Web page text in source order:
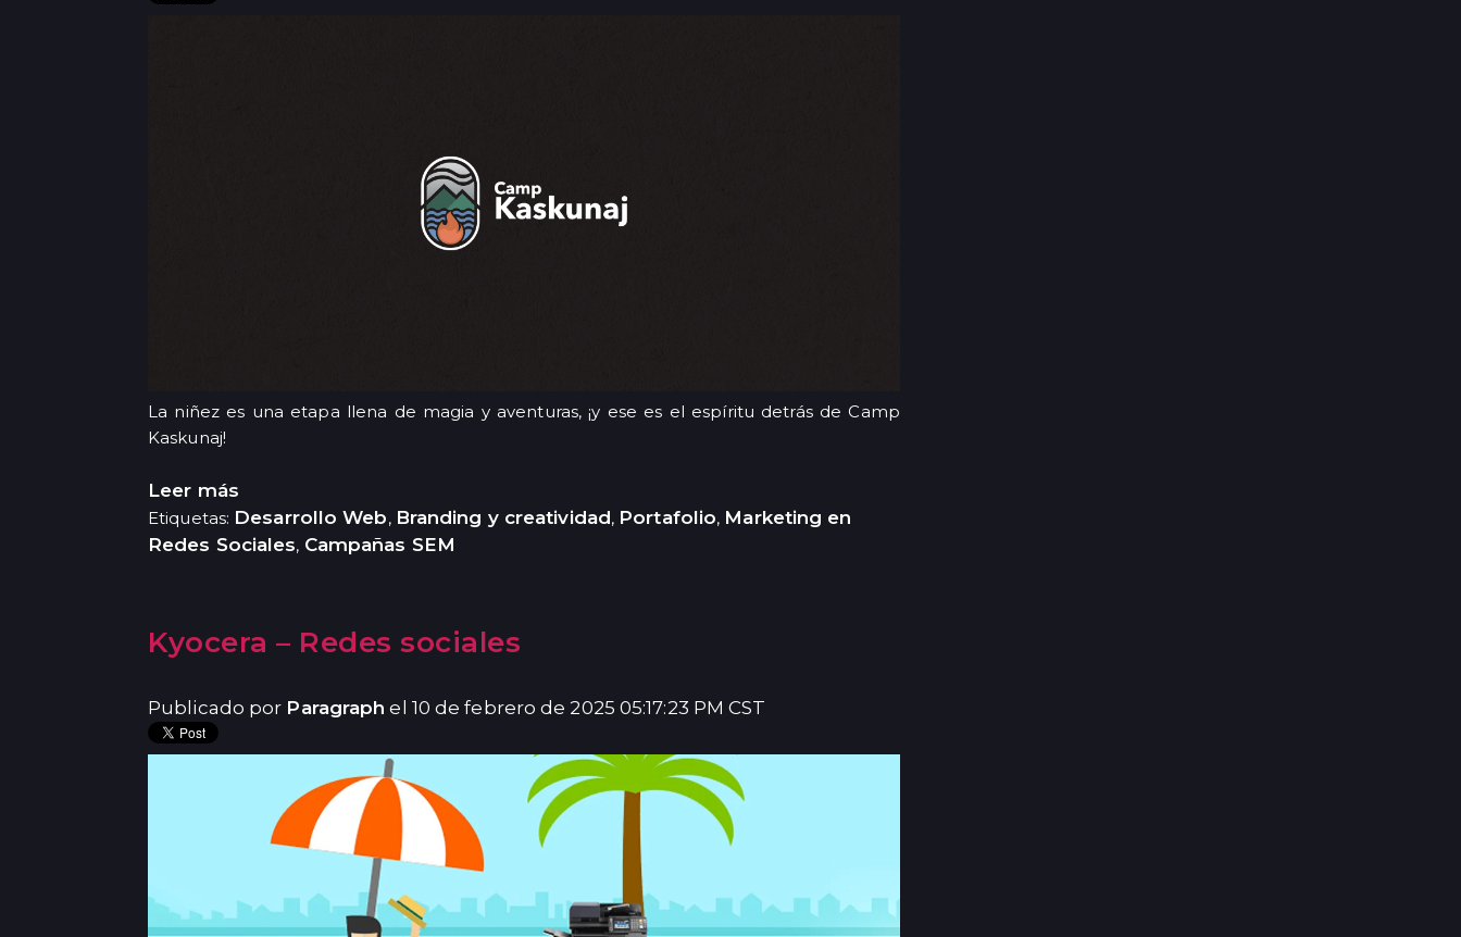
La niñez es una etapa llena de magia y aventuras, ¡y ese es el espíritu detrás de Camp
Kaskunaj!
Leer más
Etiquetas: Desarrollo Web, Branding y creatividad, Portafolio, Marketing en
Redes Sociales, Campañas SEM
Kyocera – Redes sociales
Publicado por Paragraph el 10 de febrero de 2025 05:17:23 PM CST